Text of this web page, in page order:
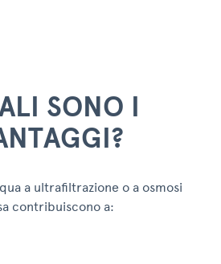
SONO I
a ultrafiltrazione o a osmosi
contribuiscono a: